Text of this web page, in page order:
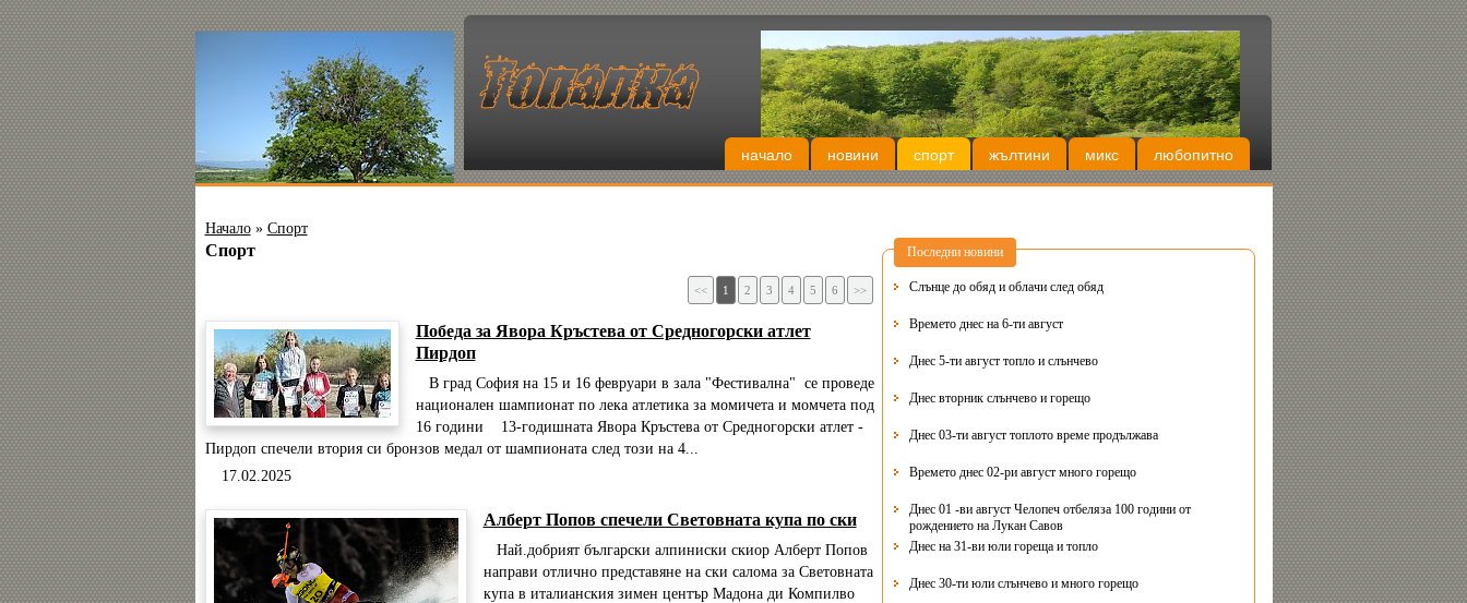
начало новини спорт жълтини микс любопитно
Начало» Спорт
Спорт
<< 1 2 3 4 5 6 >>
Победа за Явора Кръстева от Средногорски атлет
Пирдоп
В град София на 15 и 16 февруари в зала "Фестивална" се проведе
национален шампионат по лека атлетика за момичета и момчета под
16 години 13-годишната Явора Кръстева от Средногорски атлет -
Пирдоп спечели втория си бронзов медал от шампионата след този на 4...
17.02.2025
Алберт Попов спечели Световната купа по ски
Най.добрият български алпиниски скиор Алберт Попов
направи отлично представяне на ски салома за Световната
купа в италианския зимен център Мадона ди Компилво
Последни новини
Слънце до обяд и облачи след обяд
Времето днес на 6-ти август
Днес 5-ти август топло и слънчево
Днес вторник слънчево и горещо
Днес 03-ти август топлото време продължава
Времето днес 02-ри август много горещо
Днес 01 -ви август Челопеч отбеляза 100 години от
рождението на Лукан Савов
Днес на 31-ви юли гореща и топло
Днес 30-ти юли слънчево и много горещо